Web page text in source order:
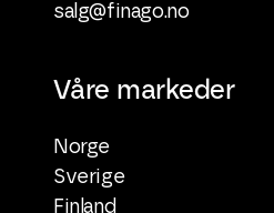
salg@finago.no
Våre markeder
Norge
Sverige
Finland